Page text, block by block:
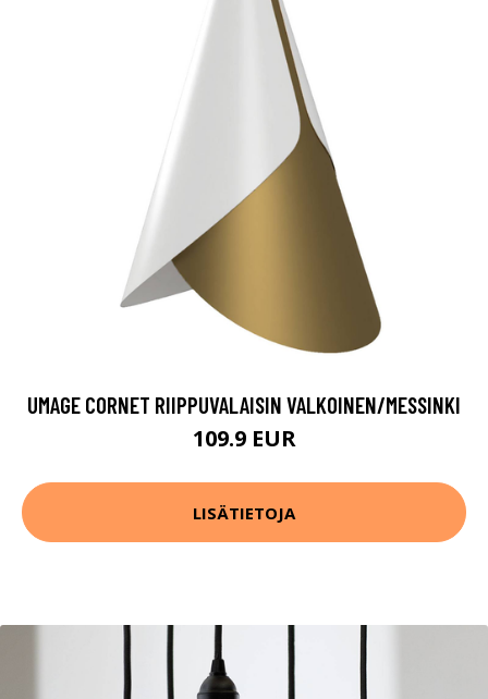
UMAGE CORNET RIIPPUVALAISIN VALKOINEN/MESSINKI
109.9 EUR
LISÄTIETOJA